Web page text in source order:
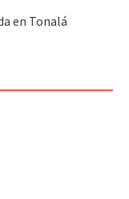
en Tonalá